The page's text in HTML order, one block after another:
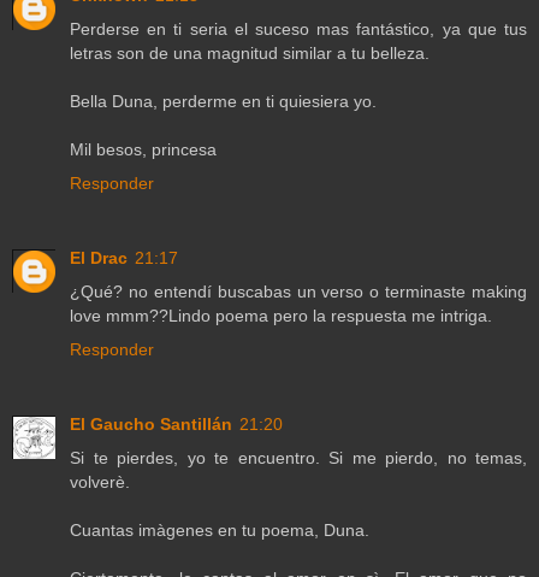
Perderse en ti seria el suceso mas fantástico, ya que tus
letras son de una magnitud similar a tu belleza.
Bella Duna, perderme en ti quiesiera yo.
Mil besos, princesa
Responder
El Drac 21:17
¿Qué? no entendí buscabas un verso o terminaste making
love mmm??Lindo poema pero la respuesta me intriga.
Responder
El Gaucho Santillán 21:20
Si te pierdes, yo te encuentro. Si me pierdo, no temas,
volverè.
Cuantas imàgenes en tu poema, Duna.